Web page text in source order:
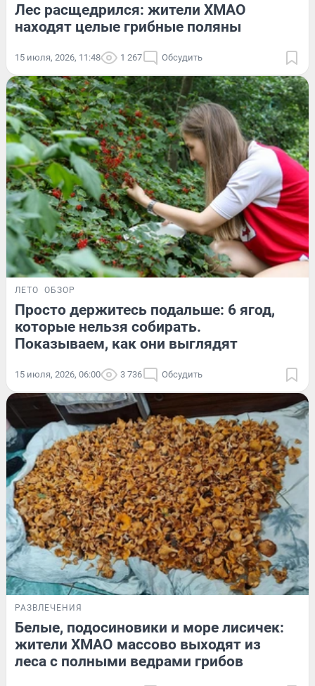
Лес расщедрился: жители ХМАО
находят целые грибные поляны
15 июля, 2026, 11:48 1 267 Обсудить
ЛЕТО ОБЗОР
Просто держитесь подальше: 6 ягод,
которые нельзя собирать.
Показываем, как они выглядят
15 июля, 2026, 06:00 3 736 Обсудить
РАЗВЛЕЧЕНИЯ
Белые, подосиновики и море лисичек:
жители ХМАО массово выходят из
леса с полными ведрами грибов